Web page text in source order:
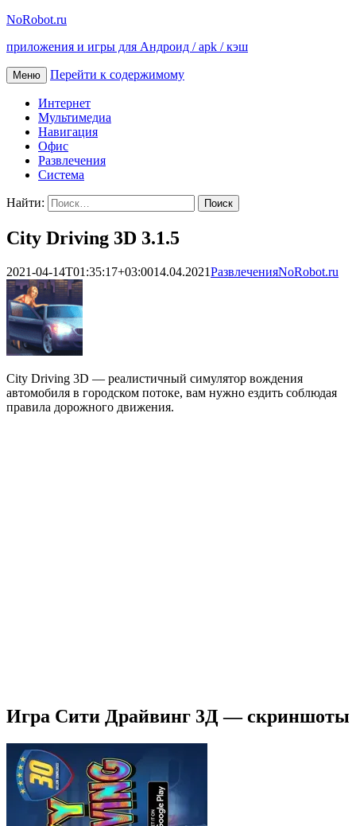
NoRobot.ru
приложения и игры для Андроид / apk / кэш
Меню Перейти к содержимому
Интернет
Мультимедиа
Навигация
Офис
Развлечения
Система
Найти:
City Driving 3D 3.1.5
2021-04-14T01:35:17+03:0014.04.2021РазвлеченияNoRobot.ru
City Driving 3D — реалистичный симулятор вождения
автомобиля в городском потоке, вам нужно ездить соблюдая
правила дорожного движения.
Игра Сити Драйвинг 3Д — скриншоты